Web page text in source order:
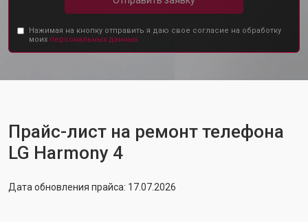
Нажимая на кнопку отправить я даю свое согласие на обработку
моих персональных данных.
Прайс-лист на ремонт телефона
LG Harmony 4
Дата обновления прайса: 17.07.2026